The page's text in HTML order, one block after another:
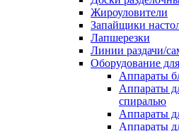
Жироуловители
Запайщики
Лапшерезки
Линии раздачи/
Оборудование
Аппараты
Аппараты
спиралью
Аппараты
Аппараты